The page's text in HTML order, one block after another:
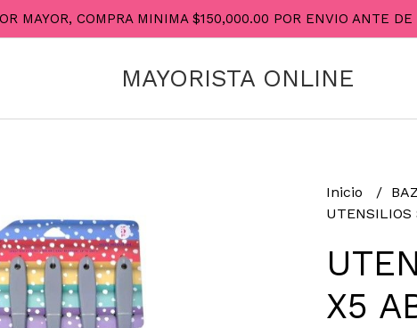
MAYOR, COMPRA MINIMA $150,000.00 POR ENVIO ANTE
MAYORISTA ONLINE
Inicio
UTENSILIOS
X5